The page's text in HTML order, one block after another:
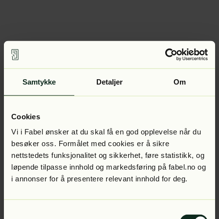
Samtykke Detaljer Om
Cookies
Vi i Fabel ønsker at du skal få en god opplevelse når du
besøker oss. Formålet med cookies er å sikre
nettstedets funksjonalitet og sikkerhet, føre statistikk, og
løpende tilpasse innhold og markedsføring på fabel.no og
i annonser for å presentere relevant innhold for deg.